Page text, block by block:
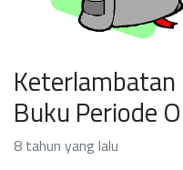
Buku Periode
8 tahun yang lalu